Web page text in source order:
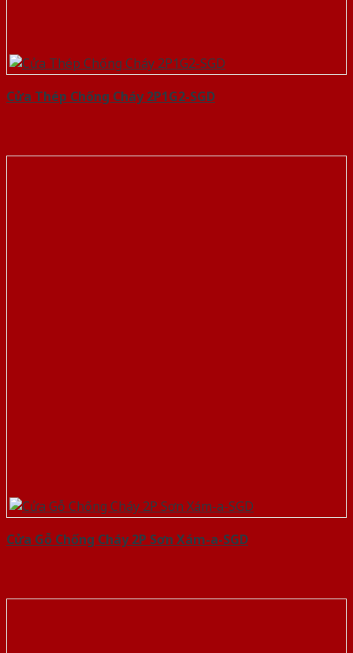
Cửa Thép Chống Cháy 2P1G2-SGD
Cửa Gỗ Chống Cháy 2P Sơn Xám-a-SGD